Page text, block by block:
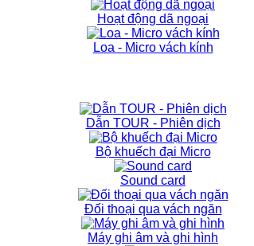
Hoạt động dã ngoại
Loa - Micro vách kính
Dẫn TOUR - Phiên dịch
Bộ khuếch đại Micro
Sound card
Đối thoại qua vách ngăn
Máy ghi âm và ghi hình